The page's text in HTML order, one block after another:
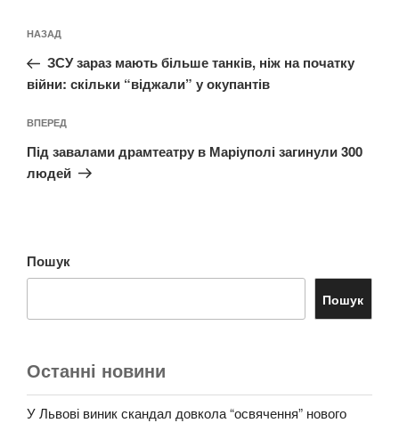
записів
Попередній
запис:
НАЗАД
ЗСУ зараз мають більше танків, ніж на початку
війни: скільки “віджали” у окупантів
Наступний
запис
ВПЕРЕД
Під завалами драмтеатру в Маріуполі загинули 300
людей
Пошук
Пошук
Останні новини
У Львові виник скандал довкола “освячення” нового